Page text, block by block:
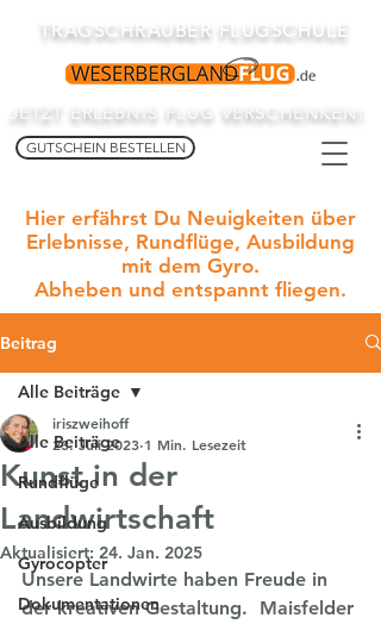
JETZT ERLEBNIS FLUG VERSCHENKEN!
GUTSCHEIN BESTELLEN
TRAGSCHRAUBER FLUGSCHULE
Hier erfährst Du Neuigkeiten über
Erlebnisse, Rundflüge, Ausbildung
mit dem Gyro.
Abheben und entspannt fliegen.
Beitrag
Alle Beiträge
Rundflüge
Ausbildung
Gyrocopter
Dokumentationen
Alle Beiträge
Kunst in der
Landwirtschaft
iriszweihoff
23. Juli 2023 1 Min. Lesezeit
Aktualisiert: 24. Jan. 2025
Unsere Landwirte haben Freude in
der kreativen Gestaltung.  Maisfelder